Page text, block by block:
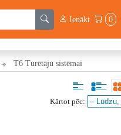
Ienākt 0
T6 Turētāju sistēmai
Kārtot pēc: